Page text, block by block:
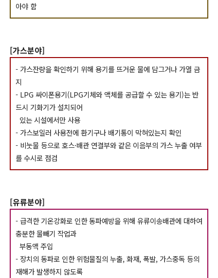
아야 함
[가스분야]
- 가스잔량을 확인하기 위해 용기를 뜨거운 물에 담그거나 가열 금
지
- LPG 싸이폰용기(LPG기체와 액체를 공급할 수 있는 용기)는 반
드시 기화기가 설치되어
있는 시설에서만 사용
- 가스보일러 사용전에 환기구나 배기통이 막혀있는지 확인
- 비눗물 등으로 호스·배관 연결부와 같은 이음부의 가스 누출 여부
를 수시로 점검
[유류분야]
- 급격한 기온강화로 인한 동파예방을 위해 유류이송배관에 대하여
충분한 물빼기 작업과
부동액 주입
- 장치의 동파로 인한 위험물질의 누출, 화재, 폭발, 가스중독 등의
재해가 발생하지 않도록